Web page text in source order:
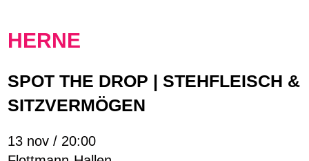
HERNE
SPOT THE DROP | STEHFLEISCH &
SITZVERMÖGEN
13 nov / 20:00